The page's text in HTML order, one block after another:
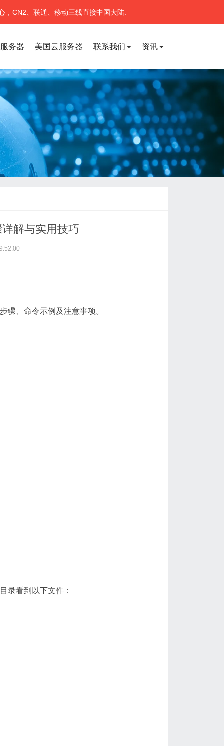
CN2、联通、移动三线直接中国大陆.
务器 美国云服务器 联系我们 资讯
解与实用技巧
骤、命令示例及注意事项。
录看到以下文件：